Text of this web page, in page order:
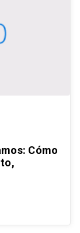
Cómo